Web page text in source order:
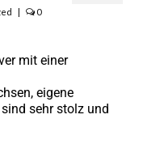
0
mit einer
eigene
sehr stolz und